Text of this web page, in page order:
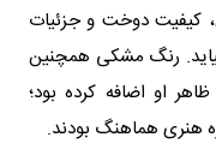
کیفیت دوخت و جزئیات
رنگ مشکی همچنین
او اضافه کرده بود؛
هنری هماهنگ بودند.